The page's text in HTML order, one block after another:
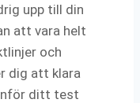
upp till din
att vara helt
och
dig att klara
ditt test